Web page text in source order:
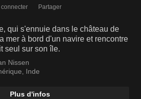
connecter Partager
qui s'ennuie dans le château de
mer à bord d'un navire et rencontre
seul sur son île.
Nissen
, Inde
Plus d'infos